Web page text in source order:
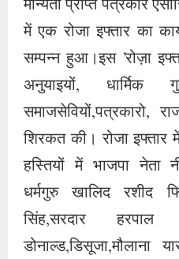
मान्यता प्राप्त पत्रकार
में एक रोजा इफ्तार का
सम्पन्न हुआ।इस ’रोज़ा
अनुयाइयों,
समाजसेवियों,पत्रकारो,
शिरकत की। रोजा इफ्तार
हस्तियों में भाजपा नेता
धर्मगुरु खालिद रशीद
सिंह,सरदार
डोनाल्ड,डिसूजा,मौलाना